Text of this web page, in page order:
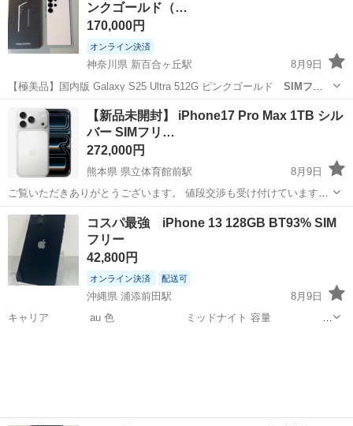
ん。 動...
ンクゴールド（…
170,000円
オンライン決済
神奈川県 新百合ヶ丘駅
8月9日
【極美品】国内版 Galaxy S25 Ultra 512G ピンクゴールド SIMフリ
ー Samsung オンラインショップに一括で購入したモデルです。(SIM
フリー ) 購入直後から保護フィルムを貼り、常にケースを付けて...
神奈川 川崎市 新百合ヶ丘駅
【新品未開封】 iPhone17 Pro Max 1TB シル
バー SIMフリ…
272,000円
熊本県 県立体育館前駅
8月9日
ご覧いただきありがとうございます。 値段交渉も受け付けています。
また、台数もありますので複数欲しい方ははお申し出ください。
iPhone 17 Pro Max 1TB シルバーの新品未開封品です。 ダンボール包
装も未開封で...
熊本 熊本市 県立体育館前駅
コスパ最強 iPhone 13 128GB BT93% SIM
フリー
42,800円
オンライン決済 配送可
沖縄県 浦添前田駅
8月9日
キャリア au 色 ミッドナイト 容量